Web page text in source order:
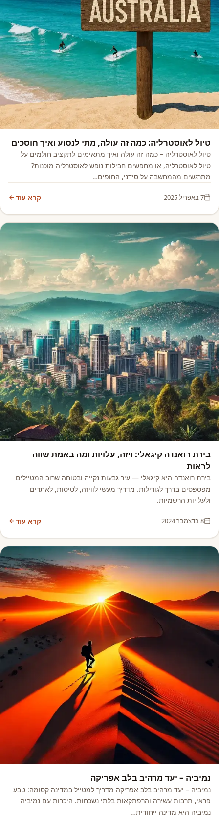
טיול לאוסטרליה: כמה זה עולה, מתי לנסוע ואיך חוסכים
טיול לאוסטרליה – כמה זה עולה ואיך מתאימים לתקציב חולמים על
טיול לאוסטרליה, או מחפשים חבילות נופש לאוסטרליה מוכנות?
מתרגשים מהמחשבה על סידני, החופים…
7 באפריל 2025 קרא עוד
בירת רואנדה קיגאלי: ויזה, עלויות ומה באמת שווה
לראות
בירת רואנדה היא קיגאלי — עיר גבעות נקייה ובטוחה שרוב המטיילים
מפספסים בדרך לגורילות. מדריך מעשי לוויזה, לטיסות, לאתרים
ולעלויות הרשמיות.
8 בדצמבר 2024 קרא עוד
נמיביה – יעד מרהיב בלב אפריקה
נמיביה – יעד מרהיב בלב אפריקה מדריך למטייל במדינה קסומה: טבע
פראי, תרבות עשירה והרפתקאות בלתי נשכחות. היכרות עם נמיביה
נמיביה היא מדינה ייחודית…